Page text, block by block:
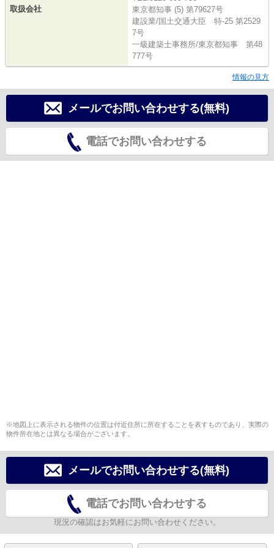
取扱会社
東京都知事 (5) 第79627号
建設業/国土交通大臣 特-25 第2529
7号
一級建築士事務所/東京都知事 第48
777号
情報の見方
メールでお問い合わせする(無料)
電話でお問い合わせする
※地図上に表示される物件の位置は付近住所に所在することを表すものであり、実際の
物件所在地とは異なる場合がございます。
メールでお問い合わせする(無料)
電話でお問い合わせする
現況の確認はお気軽にお問い合わせください。